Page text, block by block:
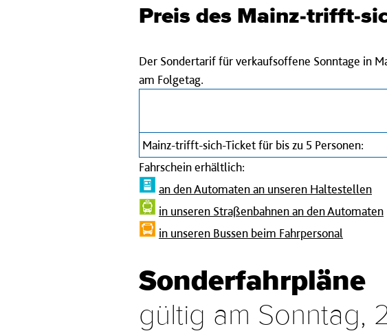
Preis des Mainz-trifft-
Der Sondertarif für verkaufsoffene Sonntage in
am Folgetag.
Mainz-trifft-sich-Ticket für bis zu 5 Personen:
Fahrschein erhältlich:
an den Automaten an unseren Haltestellen
in unseren Straßenbahnen an den Automaten
in unseren Bussen beim Fahrpersonal
Sonderfahrpläne
gültig am Sonntag,